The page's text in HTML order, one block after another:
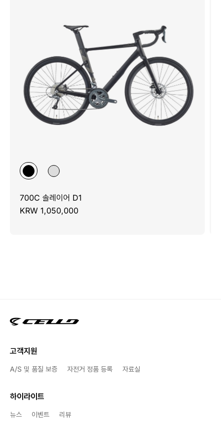
700C 솔레이어 D1
KRW 1,050,000
고객지원
A/S 및 품질 보증 자전거 정품 등록 자료실
하이라이트
뉴스 이벤트 리뷰